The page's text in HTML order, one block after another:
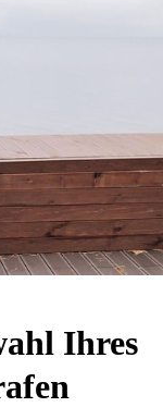
Ihres